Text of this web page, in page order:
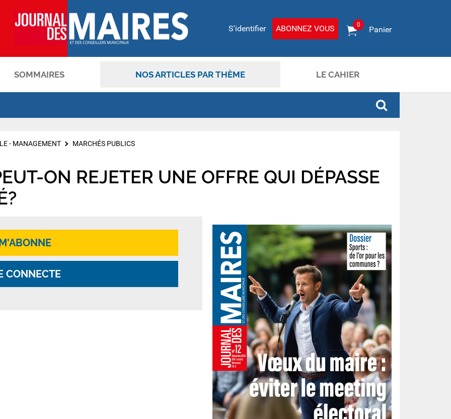
S'identifier ABONNEZ VOUS Panier
0
SOMMAIRES NOS ARTICLES PAR THÈME LE CAHIER
- MANAGEMENT MARCHÉS PUBLICS
ON REJETER UNE OFFRE QUI DÉPASSE
CONNECTE